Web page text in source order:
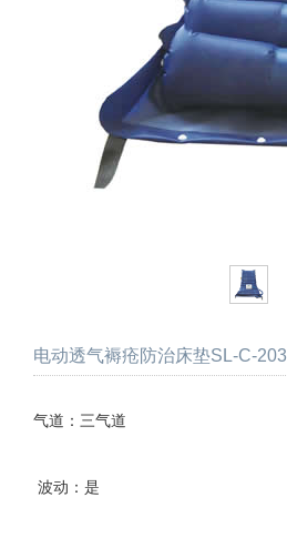
电动透气褥疮防治床垫SL-C-203
气道：三气道
波动：是